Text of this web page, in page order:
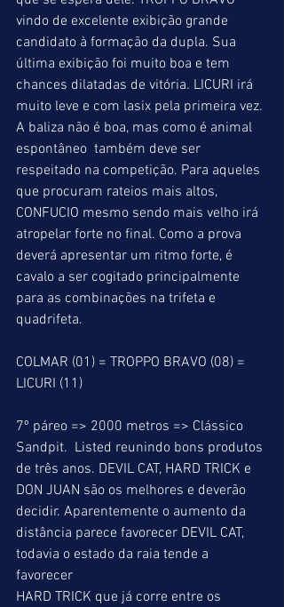
vindo de excelente exibição grande
candidato à formação da dupla. Sua
última exibição foi muito boa e tem
chances dilatadas de vitória. LICURI irá
muito leve e com lasix pela primeira vez.
A baliza não é boa, mas como é animal
espontâneo  também deve ser
respeitado na competição. Para aqueles
que procuram rateios mais altos,
CONFUCIO mesmo sendo mais velho irá
atropelar forte no final. Como a prova
deverá apresentar um ritmo forte, é
cavalo a ser cogitado principalmente
para as combinações na trifeta e
quadrifeta.
COLMAR (01) = TROPPO BRAVO (08) =
LICURI (11)
7º páreo => 2000 metros => Clássico
Sandpit.  Listed reunindo bons produtos
de três anos. DEVIL CAT, HARD TRICK e
DON JUAN são os melhores e deverão
decidir. Aparentemente o aumento da
distância parece favorecer DEVIL CAT,
todavia o estado da raia tende a
favorecer
HARD TRICK que já corre entre os